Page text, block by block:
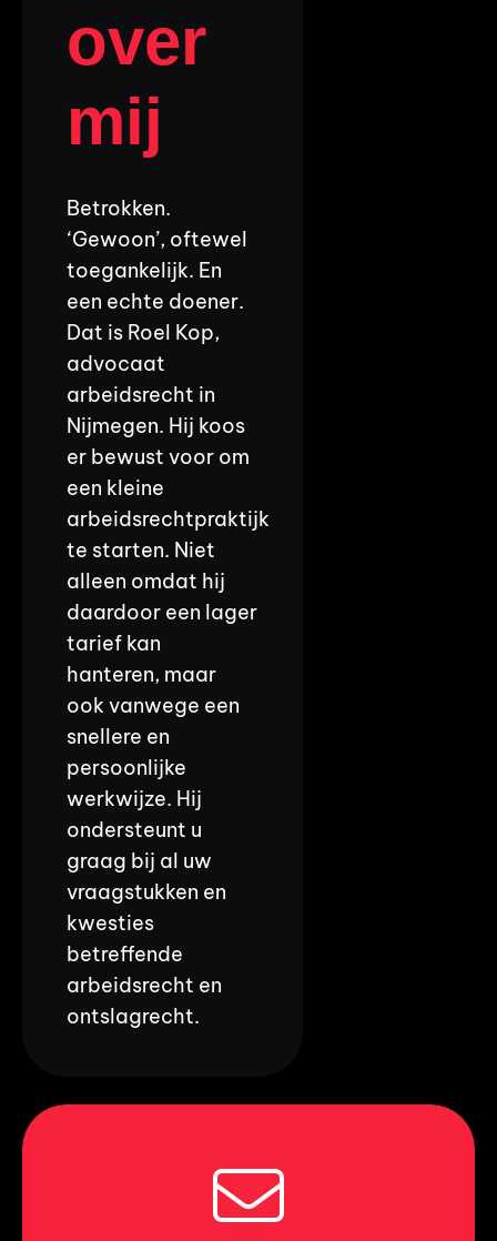
over
mij
Betrokken.
‘Gewoon’, oftewel
toegankelijk. En
een echte doener.
Dat is Roel Kop,
advocaat
arbeidsrecht in
Nijmegen. Hij koos
er bewust voor om
een kleine
arbeidsrechtpraktijk
te starten. Niet
alleen omdat hij
daardoor een lager
tarief kan
hanteren, maar
ook vanwege een
snellere en
persoonlijke
werkwijze. Hij
ondersteunt u
graag bij al uw
vraagstukken en
kwesties
betreffende
arbeidsrecht en
ontslagrecht.